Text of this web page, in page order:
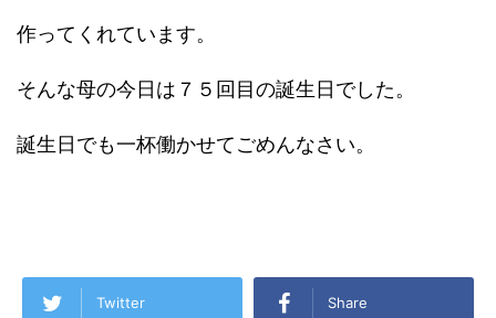
作ってくれています。
そんな母の今日は７５回目の誕生日でした。
誕生日でも一杯働かせてごめんなさい。
Twitter Share